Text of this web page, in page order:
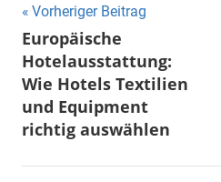
Beitragsnavigation
Vorheriger Beitrag
Europäische
Hotelausstattung:
Wie Hotels Textilien
und Equipment
richtig auswählen